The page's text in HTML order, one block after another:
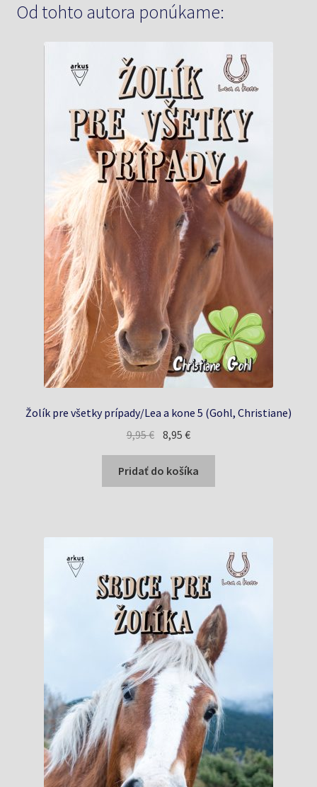
Od tohto autora ponúkame:
Žolík pre všetky prípady/Lea a kone 5 (Gohl, Christiane)
9,95€ Pôvodná
bola:
9,95 €.
8,95€Aktuálna
je:
8,95 €.
Pridať do košíka